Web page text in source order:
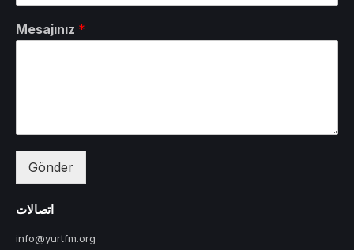
Mesajınız *
Gönder
اتصالات
info@yurtfm.org